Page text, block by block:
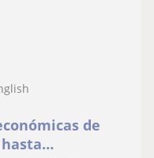
de